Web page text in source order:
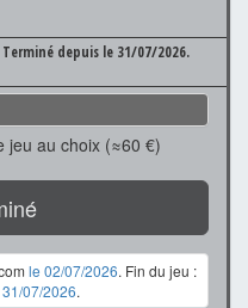
depuis le 31/07/2026.
jeu au choix (≈60 €)
le 02/07/2026. Fin du jeu :
31/07/2026.